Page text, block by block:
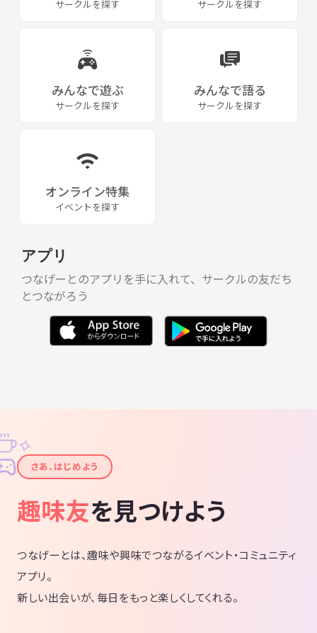
サークルを探す サークルを探す
みんなで遊ぶ
サークルを探す
みんなで語る
サークルを探す
オンライン特集
イベントを探す
アプリ
つなげーとのアプリを手に入れて、サークルの友だち
とつながろう
✦
✧
さあ、はじめよう
趣味友を見つけよう
つなげーとは、趣味や興味でつながるイベント・コミュニティ
アプリ。
新しい出会いが、毎日をもっと楽しくしてくれる。